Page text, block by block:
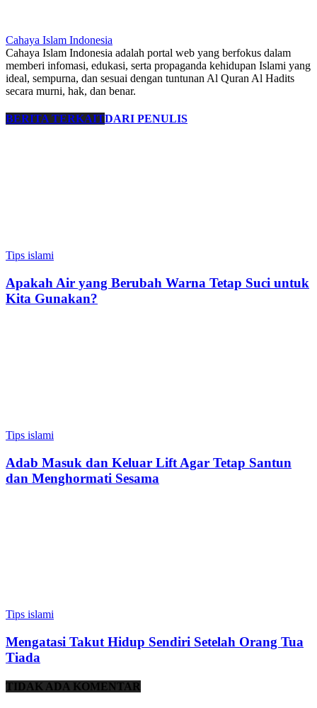
Cahaya Islam Indonesia
Cahaya Islam Indonesia adalah portal web yang berfokus dalam
memberi infomasi, edukasi, serta propaganda kehidupan Islami yang
ideal, sempurna, dan sesuai dengan tuntunan Al Quran Al Hadits
secara murni, hak, dan benar.
BERITA TERKAITDARI PENULIS
Tips islami
Apakah Air yang Berubah Warna Tetap Suci untuk
Kita Gunakan?
Tips islami
Adab Masuk dan Keluar Lift Agar Tetap Santun
dan Menghormati Sesama
Tips islami
Mengatasi Takut Hidup Sendiri Setelah Orang Tua
Tiada
TIDAK ADA KOMENTAR